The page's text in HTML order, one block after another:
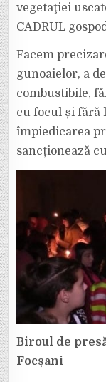
vegetaţiei
CADRUL
Facem
gunoaielor, a
combustibile,
cu focul și
împiedicarea
sancționează
Biroul de
Focșani